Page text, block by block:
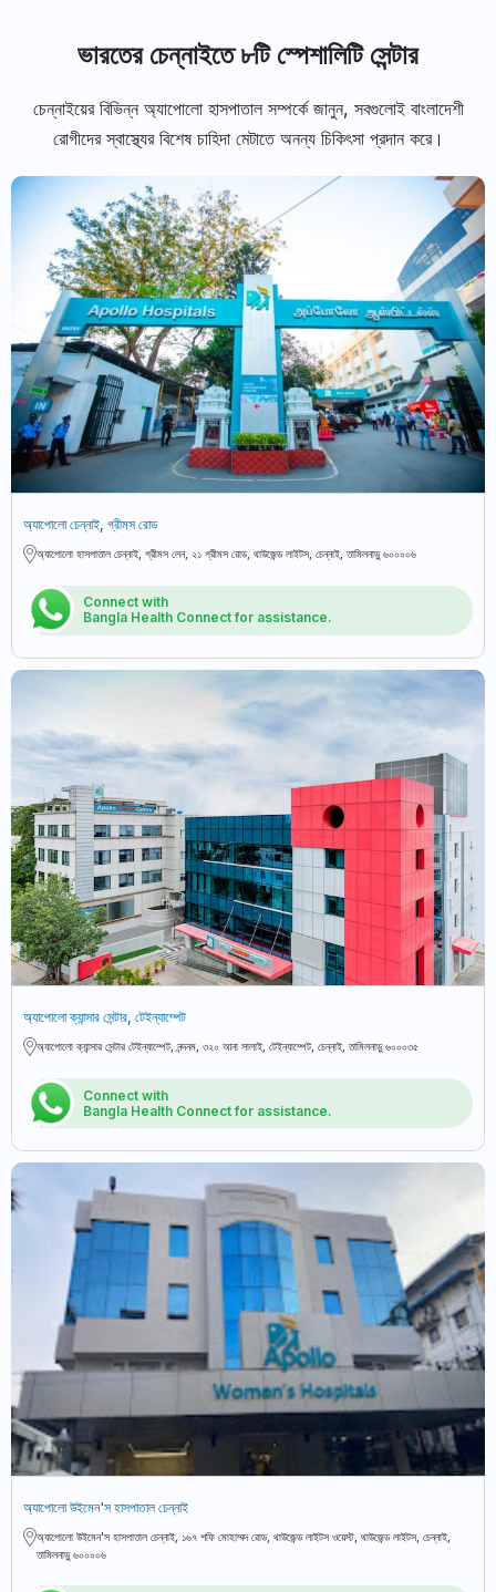
ভারতের চেন্নাইতে ৮টি স্পেশালিটি সেন্টার
চেন্নাইয়ের বিভিন্ন অ্যাপোলো হাসপাতাল সম্পর্কে জানুন, সবগুলোই বাংলাদেশী
রোগীদের স্বাস্থ্যের বিশেষ চাহিদা মেটাতে অনন্য চিকিৎসা প্রদান করে।
অ্যাপোলো চেন্নাই, গ্রীমস রোড
অ্যাপোলো হাসপাতাল চেন্নাই, গ্রীমস লেন, ২১ গ্রীমস রোড, থাউজেন্ড লাইটস, চেন্নাই, তামিলনাড়ু ৬০০০০৬
Connect with
Bangla Health Connect for assistance.
অ্যাপোলো ক্যান্সার সেন্টার, টেইন্যাম্পেট
অ্যাপোলো ক্যান্সার সেন্টার টেইন্যাম্পেট, নন্দনম, ৩২০ আনা সালাই, টেইন্যাম্পেট, চেন্নাই, তামিলনাড়ু ৬০০০৩৫
Connect with
Bangla Health Connect for assistance.
অ্যাপোলো উইমেন'স হাসপাতাল চেন্নাই
অ্যাপোলো উইমেন'স হাসপাতাল চেন্নাই, ১৬৭ শফি মোহাম্মদ রোড, থাউজেন্ড লাইটস ওয়েস্ট, থাউজেন্ড লাইটস, চেন্নাই,
তামিলনাড়ু ৬০০০০৬